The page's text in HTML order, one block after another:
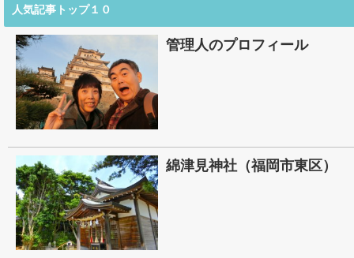
人気記事トップ１０
管理人のプロフィール
綿津見神社（福岡市東区）